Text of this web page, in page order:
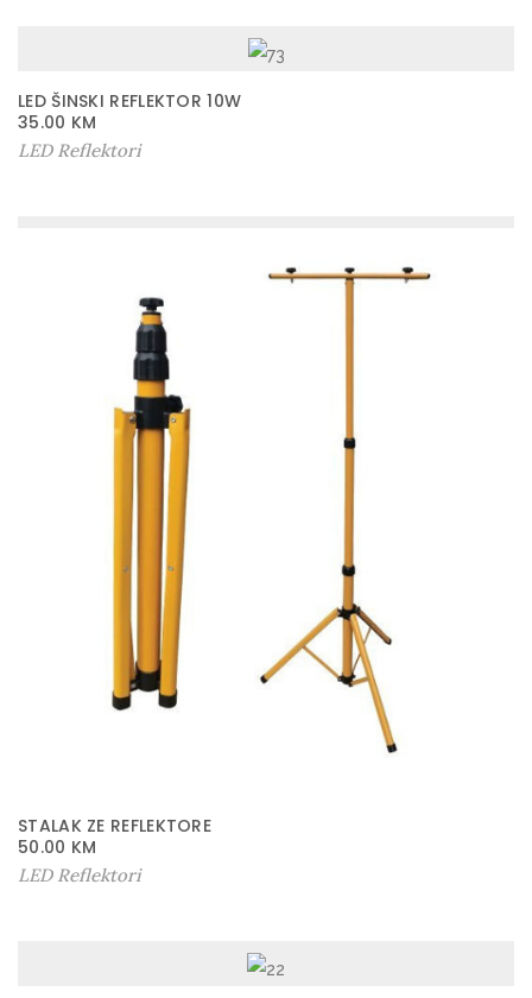
LED ŠINSKI REFLEKTOR 10W
35.00 KM
LED Reflektori
STALAK ZE REFLEKTORE
50.00 KM
LED Reflektori